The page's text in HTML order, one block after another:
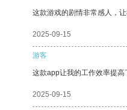
这款游戏的剧情非常感人，让
2025-09-15
游客
这款app让我的工作效率提高
2025-09-15